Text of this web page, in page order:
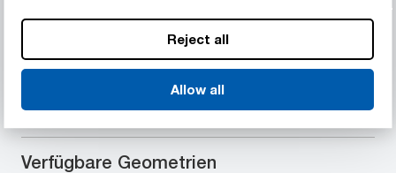
Reject all
Allow all
(500 °F) bei kontinuierlicher Verwendung
Hervorragende Dimensionsstabilität
Verfügbare Geometrien